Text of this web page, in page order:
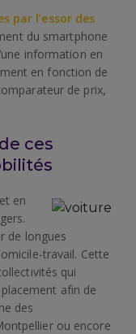
par l’essor des
du smartphone
information en
en fonction de
de prix,
ces
en
de longues
travail. Cette
qui
afin de
des
ou encore